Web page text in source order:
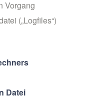
Vorgang
(„Logfiles“)
Datei